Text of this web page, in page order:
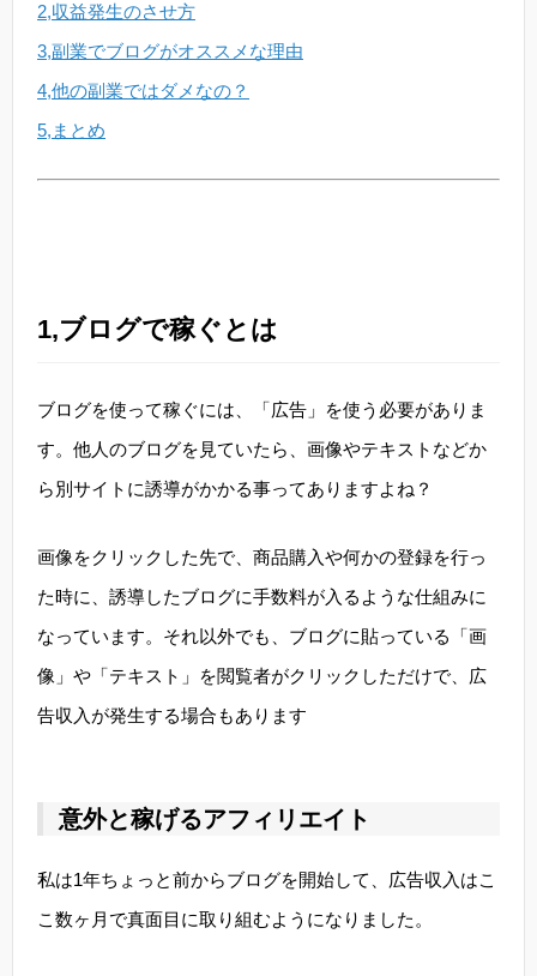
2,収益発生のさせ方
3,副業でブログがオススメな理由
4,他の副業ではダメなの？
5,まとめ
1,ブログで稼ぐとは
ブログを使って稼ぐには、「広告」を使う必要がありま
す。他人のブログを見ていたら、画像やテキストなどか
ら別サイトに誘導がかかる事ってありますよね？
画像をクリックした先で、商品購入や何かの登録を行っ
た時に、誘導したブログに手数料が入るような仕組みに
なっています。それ以外でも、ブログに貼っている「画
像」や「テキスト」を閲覧者がクリックしただけで、広
告収入が発生する場合もあります
意外と稼げるアフィリエイト
私は1年ちょっと前からブログを開始して、広告収入はこ
こ数ヶ月で真面目に取り組むようになりました。